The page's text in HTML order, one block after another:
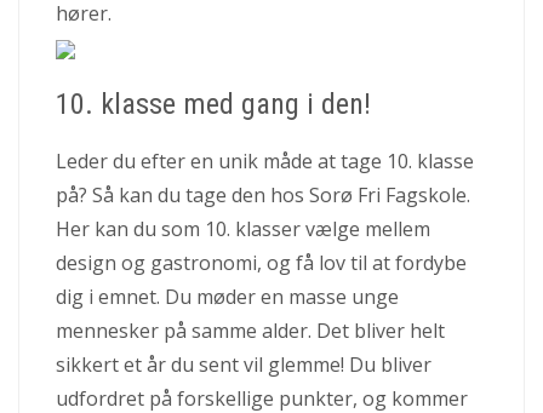
hører.
10. klasse med gang i den!
Leder du efter en unik måde at tage 10. klasse
på? Så kan du tage den hos Sorø Fri Fagskole.
Her kan du som 10. klasser vælge mellem
design og gastronomi, og få lov til at fordybe
dig i emnet. Du møder en masse unge
mennesker på samme alder. Det bliver helt
sikkert et år du sent vil glemme! Du bliver
udfordret på forskellige punkter, og kommer